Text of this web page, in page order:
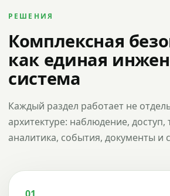
РЕШЕНИЯ
Комплексная
как единая
система
Каждый раздел работает не
архитектуре: наблюдение, доступ,
аналитика, события, документы и